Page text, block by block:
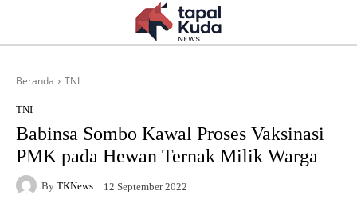
Beranda TNI
TNI
Babinsa Sombo Kawal Proses Vaksinasi
PMK pada Hewan Ternak Milik Warga
By TKNews 12 September 2022